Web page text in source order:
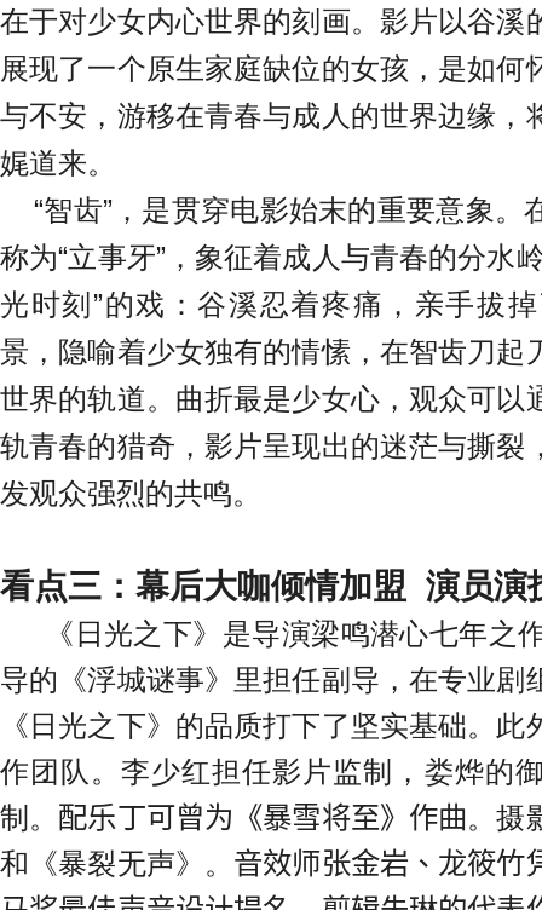
在于对少女内心世界的刻画。影片以谷溪
展现了一个原生家庭缺位的女孩，是如何
与不安，游移在青春与成人的世界边缘，
娓道来。
“智齿”，是贯穿电影始末的重要意象
称为“立事牙”，象征着成人与青春的分水
光时刻”的戏：谷溪忍着疼痛，亲手拔
景，隐喻着少女独有的情愫，在智齿刀起
世界的轨道。曲折最是少女心， 观众可以
轨青春的猎奇，影片呈现出的迷茫与撕裂
发观众强烈的共鸣。
看点三：幕后大咖倾情加盟 演员演
《日光之下》是导演梁鸣潜心七年之
导的《浮城谜事》里担任副导，在专业剧
《日光之下》的品质打下了坚实基础。
作团队。李少红担任影片监制，娄烨的
制。 配乐丁可曾为《暴雪将至》作曲。摄
和《暴裂无声》。 音效师张金岩、龙筱竹